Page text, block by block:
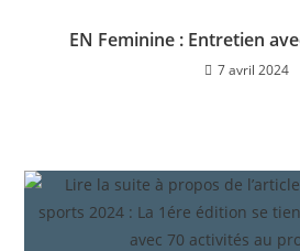
EN Feminine : Entretien
7 avril 2024